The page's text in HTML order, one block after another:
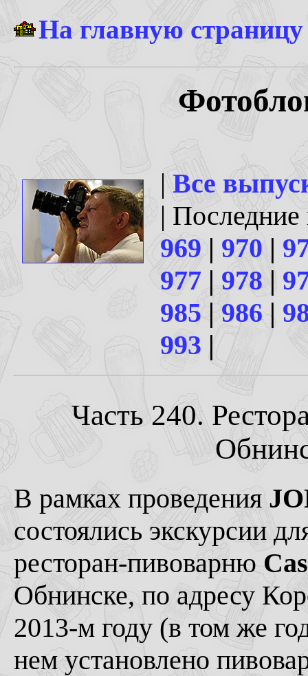
На главную
|Все
|
969| 970|
977 | 978 |
985 | 986|
993 |
Часть 240.
В рамках проведения
состоялись экскурсии
ресторан-пивоварню
Обнинске, по адресу
2013-м году (в том же
нем установлено